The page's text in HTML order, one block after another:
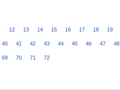
12 13 14 15 16 17 18 19
40 41 42 43 44 45 46 47 48
69 70 71 72